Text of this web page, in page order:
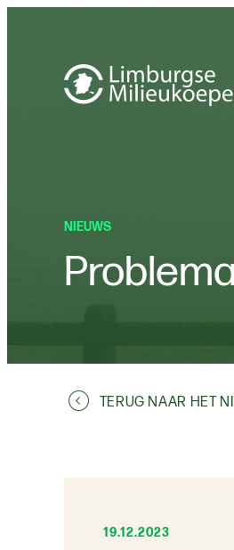
NIEUWS
TERUG NAAR HET
19.12.2023